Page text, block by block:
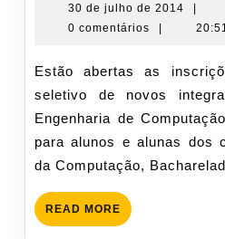
30 de julho de 2014
30
de
de
0 comentários
Estão abertas as inscrições para o processo
seletivo de novos
Engenharia de
para alunos e alunas dos
da Computação,
READ MORE READ
MORE